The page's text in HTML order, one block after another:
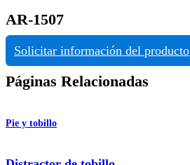
AR-1507
Solicitar información del producto
Páginas Relacionadas
Pie y tobillo